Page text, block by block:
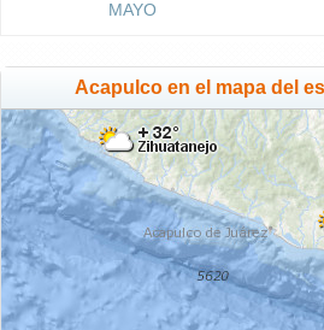
MAYO
Acapulco en el mapa del